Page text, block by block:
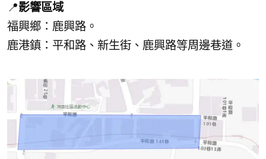
📍影響區域
福興鄉：鹿興路。
鹿港鎮：平和路、新生街、鹿興路等周邊巷道。